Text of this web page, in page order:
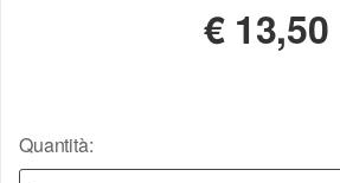
€ 13,50
Quantità: